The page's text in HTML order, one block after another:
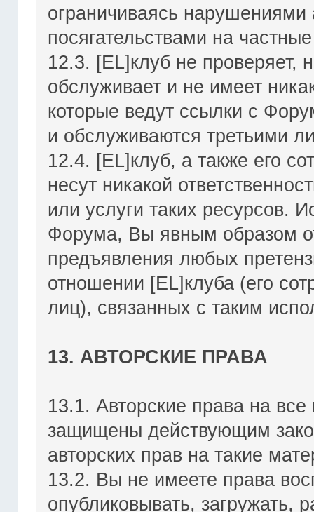
ограничиваясь
посягательствами на
12.3. [EL]клуб не проверяет,
обслуживает и не имеет
которые ведут ссылки с
и обслуживаются третьими
12.4. [EL]клуб, а также его
несут никакой
или услуги таких ресурсов.
Форума, Вы явным образом
предъявления любых
отношении [EL]клуба (его
лиц), связанных с таким
13. АВТОРСКИЕ ПРАВА
13.1. Авторские права на
защищены действующим
авторских прав на такие
13.2. Вы не имеете права
опубликовывать, загружать,